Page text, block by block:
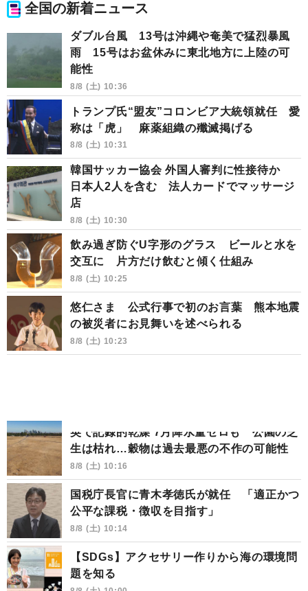
全国の新着ニュース
ダブル台風 13号は沖縄や奄美で猛烈暴風
雨 15号はお盆休みに東北地方に上陸の可
能性
8/8 (土) 10:36
トランプ氏“盟友”コロンビア大統領就任 愛
称は「虎」 麻薬組織の殲滅掲げる
8/8 (土) 10:31
韓国サッカー協会 外国人審判に性接待か
日本人2人を含む 法人カードでマッサージ
店
8/8 (土) 10:30
飲み過ぎ防ぐU字形のグラス ビールと水を
交互に 片方だけ飲むと傾く仕組み
8/8 (土) 10:25
悠仁さま 公式行事で初のお言葉 熊本地震
の被災者にお見舞いを述べられる
8/8 (土) 10:23
英で記録的乾燥 7月降水量ゼロも 公園の芝
生は枯れ…穀物は過去最悪の不作の可能性
8/8 (土) 10:16
国税庁長官に青木孝徳氏が就任 「適正かつ
公平な課税・徴収を目指す」
8/8 (土) 10:14
【SDGs】アクセサリー作りから海の環境問
題を知る